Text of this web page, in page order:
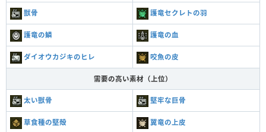
獣骨 護竜セクレトの羽
護竜の鱗 護竜の血
ダイオウカジキのヒレ 咬魚の皮
需要の高い素材（上位）
太い獣骨 堅牢な巨骨
草食種の堅殻 翼竜の上皮